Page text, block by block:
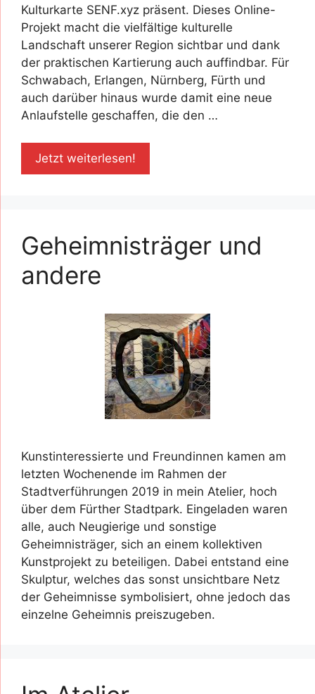
Kulturkarte SENF.xyz präsent. Dieses Online-
Projekt macht die vielfältige kulturelle
Landschaft unserer Region sichtbar und dank
der praktischen Kartierung auch auffindbar. Für
Schwabach, Erlangen, Nürnberg, Fürth und
auch darüber hinaus wurde damit eine neue
Anlaufstelle geschaffen, die den …
Jetzt weiterlesen!
Geheimnisträger und
andere
Kunstinteressierte und Freundinnen kamen am
letzten Wochenende im Rahmen der
Stadtverführungen 2019 in mein Atelier, hoch
über dem Fürther Stadtpark. Eingeladen waren
alle, auch Neugierige und sonstige
Geheimnisträger, sich an einem kollektiven
Kunstprojekt zu beteiligen. Dabei entstand eine
Skulptur, welches das sonst unsichtbare Netz
der Geheimnisse symbolisiert, ohne jedoch das
einzelne Geheimnis preiszugeben.